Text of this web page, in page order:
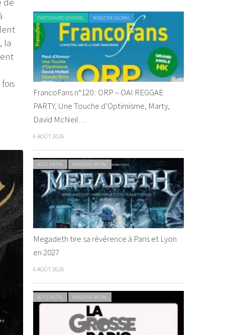
, la
PARTENAIRE GENERAL WEBZINE GLOBAL
FrancoFans n°120 : ORP – OAI REGGAE
PARTY, Une Touche d’Optimisme, Marty,
David McNeil…
6 AOÛT 2026
ACTU METAL WEBZINE METAL
Megadeth tire sa révérence à Paris et Lyon
en 2027
6 AOÛT 2026
ACTU METAL WEBZINE METAL